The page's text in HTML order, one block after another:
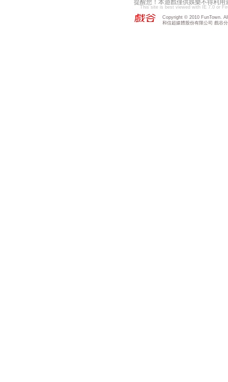
提醒您！本遊戲僅供娛樂不得利
This site is best viewed with IE 7.0 or
Copyright © 2010 FunTown.
和信超媒體股份有限公司 戲谷